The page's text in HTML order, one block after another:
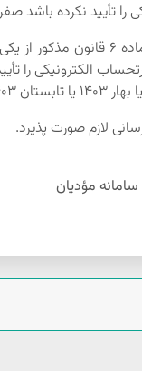
را تأیید نکرده
لازم صورت پذیرد.
مؤدیان